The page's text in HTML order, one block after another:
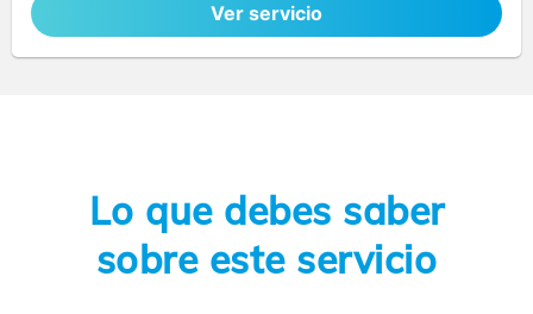
Ver servicio
Lo que debes saber
sobre este servicio